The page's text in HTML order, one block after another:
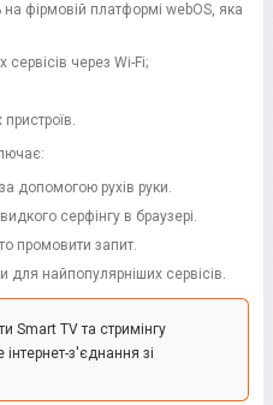
фірмовій платформі webOS, яка
через Wi-Fi;
допомогою рухів руки.
серфінгу в браузері.
промовити запит.
найпопулярніших сервісів.
Smart TV та стримінгу
з'єднання зі